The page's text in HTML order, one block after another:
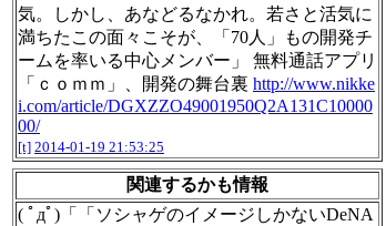
気。しかし、あなどるなかれ。若さと活気に
満ちたこの面々こそが、「70人」もの開発チ
ームを率いる中心メンバー」 無料通話アプリ
「ｃｏｍｍ」、開発の舞台裏 http://www.nikke
i.com/article/DGXZZO49001950Q2A131C10000
00/
[t] 2014-01-19 21:53:25
関連するかも情報
( ﾟдﾟ)「「ソシャゲのイメージしかないDeNA